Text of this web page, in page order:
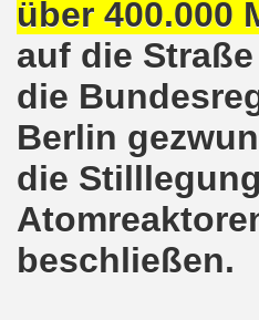
über 400.000
auf die
die
Berlin
die
beschließen.
bleibt aktiv auch in
als Tag des
am 19.03.2020 zur
mahnt am
Kampf (offener Brief von